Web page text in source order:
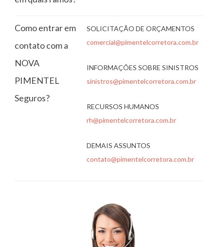
Como entrar em
contato com a
NOVA
PIMENTEL
Seguros?
SOLICITAÇÃO DE ORÇAMENTOS
comercial@pimentelcorretora.com.br
INFORMAÇÕES SOBRE SINISTROS
sinistros@pimentelcorretora.com.br
RECURSOS HUMANOS
rh@pimentelcorretora.com.br
DEMAIS ASSUNTOS
contato@pimentelcorretora.com.br